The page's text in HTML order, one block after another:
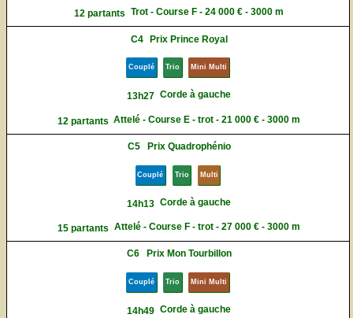
12 partants Trot - Course F - 24 000 € - 3000 m
C4 Prix Prince Royal
Couplé Trio Mini Multi
13h27 Corde à gauche
12 partants Attelé - Course E - trot - 21 000 € - 3000 m
C5 Prix Quadrophénio
Couplé Trio Multi
14h13 Corde à gauche
15 partants Attelé - Course F - trot - 27 000 € - 3000 m
C6 Prix Mon Tourbillon
Couplé Trio Mini Multi
14h49 Corde à gauche